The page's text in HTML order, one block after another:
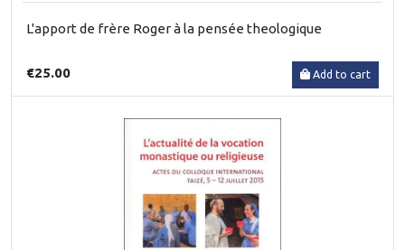
L'apport de frère Roger à la pensée theologique
€25.00 Add to cart